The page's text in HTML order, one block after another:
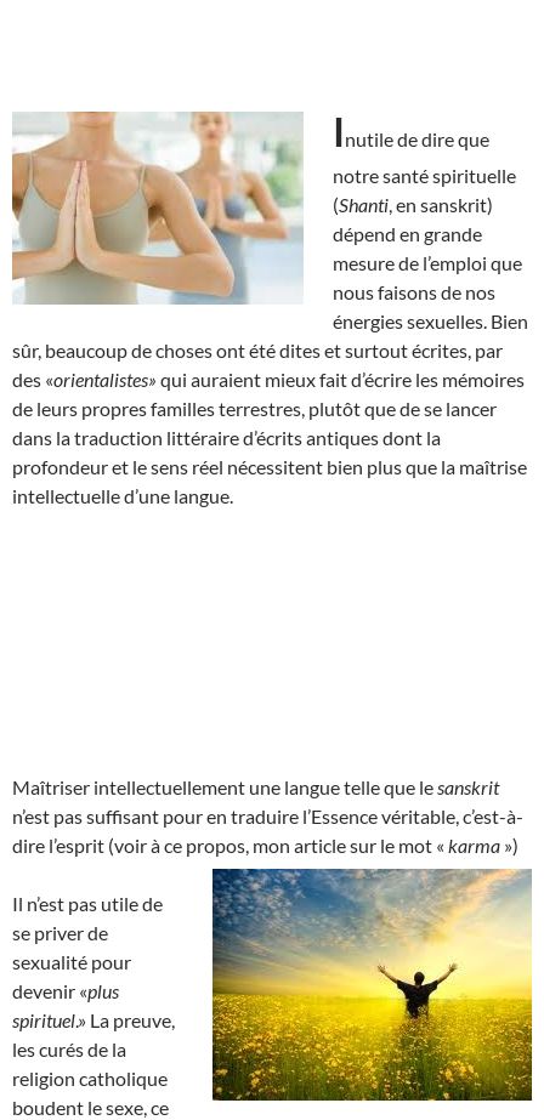
Inutile de dire que
notre santé spirituelle
(Shanti , en sanskrit)
dépend en grande
mesure de l’emploi que
nous faisons de nos
énergies sexuelles. Bien
sûr, beaucoup de choses ont été dites et surtout écrites, par
des «orientalistes» qui auraient mieux fait d’écrire les mémoires
de leurs propres familles terrestres, plutôt que de se lancer
dans la traduction littéraire d’écrits antiques dont la
profondeur et le sens réel nécessitent bien plus que la maîtrise
intellectuelle d’une langue.
Maîtriser intellectuellement une langue telle que le sanskrit
n’est pas suffisant pour en traduire l’Essence véritable, c’est-à-
dire l’esprit (voir à ce propos, mon article sur le mot « karma »)
Il n’est pas utile de
se priver de
sexualité pour
devenir «plus
spirituel.» La preuve,
les curés de la
religion catholique
boudent le sexe, ce